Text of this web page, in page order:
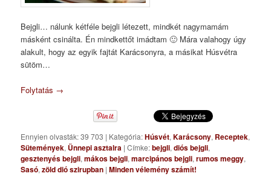
Bejgli… nálunk kétféle bejgli létezett, mindkét nagymamám
másként csinálta. Én mindkettőt imádtam 🙂 Mára valahogy úgy
alakult, hogy az egyik fajtát Karácsonyra, a másikat Húsvétra
sütöm…
Folytatás →
Ennyien olvasták: 39 703 | Kategória:Húsvét,Karácsony, Receptek,
Sütemények, Ünnepi asztalra |Címke:bejgli,diós bejgli,
gesztenyés bejgli,mákos bejgli,marcipános bejgli,rumos meggy,
Sasó,zöld dió szirupban |Minden vélemény számít!